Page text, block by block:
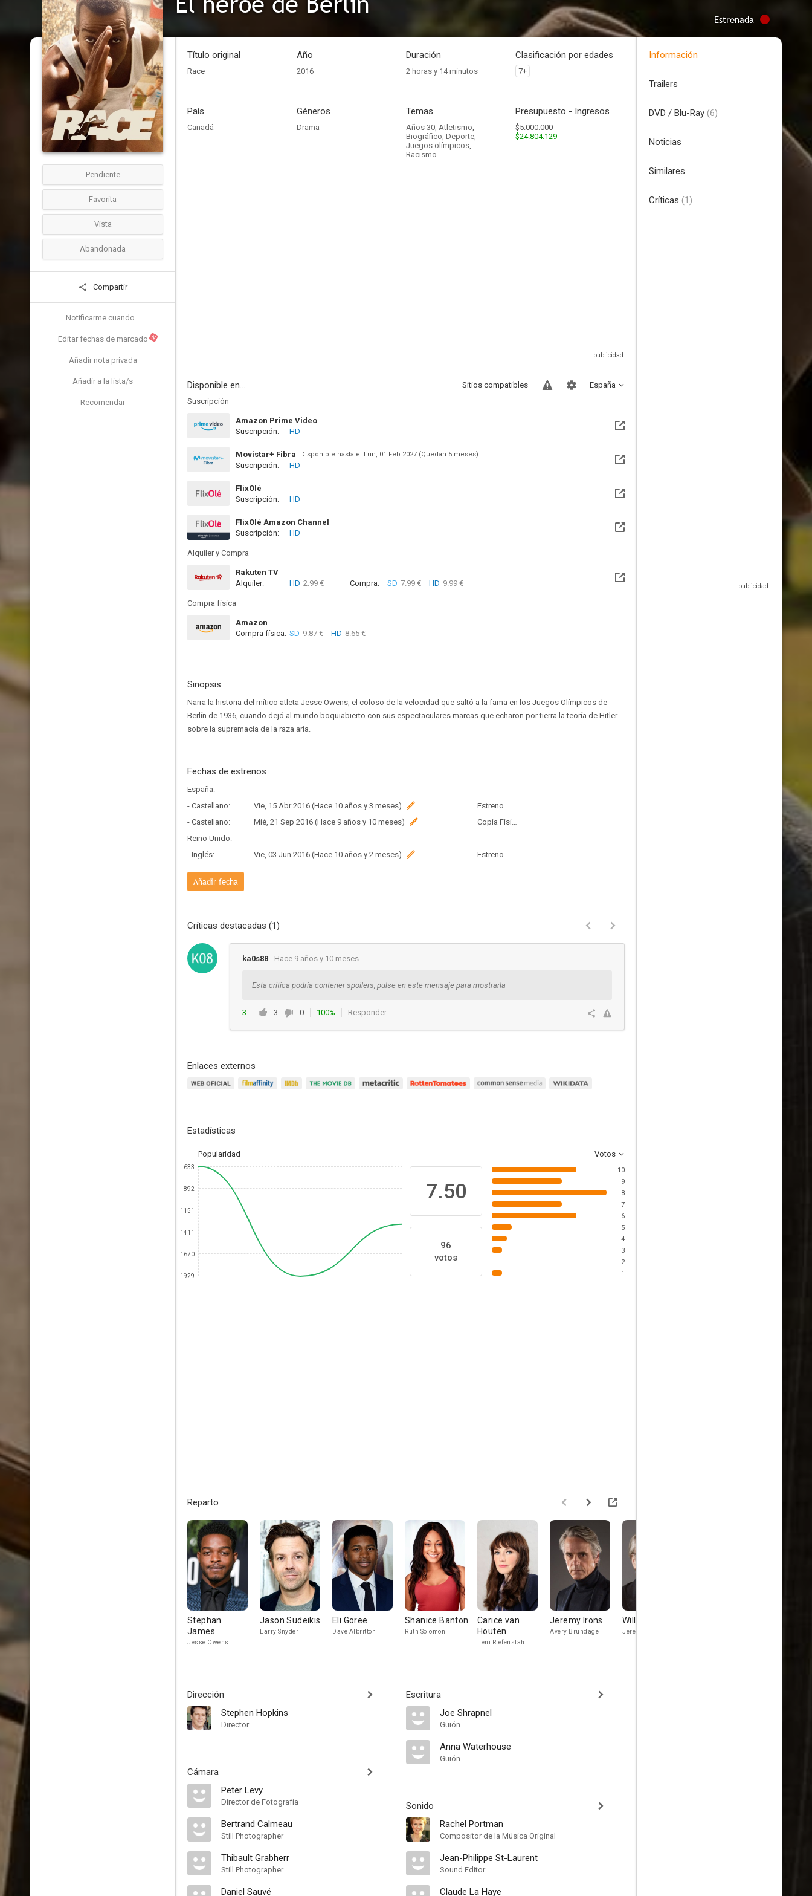
Estrenada
Pendiente
Favorita
Vista
Abandonada
Compartir
Notificarme cuando...
Editar fechas de marcado N
Añadir nota privada
Añadir a la lista/s
Recomendar
Título original
Race
Año
2016
Duración
2 horas y 14 minutos
Clasificación por edades
7+
País
Canadá
Géneros
Drama
Temas
Años 30, Atletismo,
Biográfico, Deporte,
Juegos olímpicos,
Racismo
Presupuesto - Ingresos
$5.000.000 -
$24.804.129
Disponible en... España
Sitios compatibles
Suscripción
Amazon Prime Video
Suscripción:
HD
Movistar+ Fibra Disponible hasta el Lun, 01 Feb 2027 (Quedan 5 meses)
Suscripción: HD
FlixOlé
Suscripción:
HD
FlixOlé Amazon Channel
Suscripción:
HD
Alquiler y Compra
Rakuten TV
Alquiler:
HD 2.99 € Compra: SD 7.99 € HD 9.99 €
Compra física
Amazon
Compra física: SD 9.87 € HD 8.65 €
Sinopsis
Narra la historia del mítico atleta Jesse Owens, el coloso de la velocidad que saltó a la fama en los Juegos Olímpicos de
Berlín de 1936, cuando dejó al mundo boquiabierto con sus espectaculares marcas que echaron por tierra la teoría de Hitler
sobre la supremacía de la raza aria.
Fechas de estrenos
España:
- Castellano:
Vie, 15 Abr 2016 (Hace 10 años y 3 meses)
Estreno
- Castellano:
Mié, 21 Sep 2016 (Hace 9 años y 10 meses)
Copia Física
Reino Unido:
- Inglés:
Vie, 03 Jun 2016 (Hace 10 años y 2 meses) Estreno
Añadir fecha
Críticas destacadas (1)
ka0s88 Hace 9 años y 10 meses
Esta crítica podría contener spoilers, pulse en este mensaje para mostrarla
3 3 0 100% Responder
Enlaces externos
Estadísticas
Popularidad Votos
633
892
1151
1411
1670
1929
7.50
96
votos
10
9
8
7
6
5
4
3
2
1
Reparto
Stephan
James
Jesse Owens
Jason Sudeikis
Larry Snyder
Eli Goree
Dave Albritton
Shanice Banton
Ruth Solomon
Carice van
Houten
Leni Riefenstahl
Jeremy Irons
Avery Brundage
William Hurt
Jeremiah Mahoney
Dirección
Stephen Hopkins
Director
Cámara
Peter Levy
Director de Fotografía
Bertrand Calmeau
Still Photographer
Thibault Grabherr
Still Photographer
Daniel Sauvé
Escritura
Joe Shrapnel
Guión
Anna Waterhouse
Guión
Sonido
Rachel Portman
Compositor de la Música Original
Jean-Philippe St-Laurent
Sound Editor
Claude La Haye
Información
Trailers
DVD / Blu-Ray (6)
Noticias
Similares
Críticas (1)